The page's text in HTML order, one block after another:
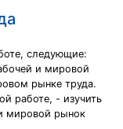
следующие:
и мировой
рынке труда.
работе, - изучить
мировой рынок